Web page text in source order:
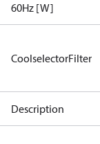
60Hz [W]
CoolselectorFilter
Description